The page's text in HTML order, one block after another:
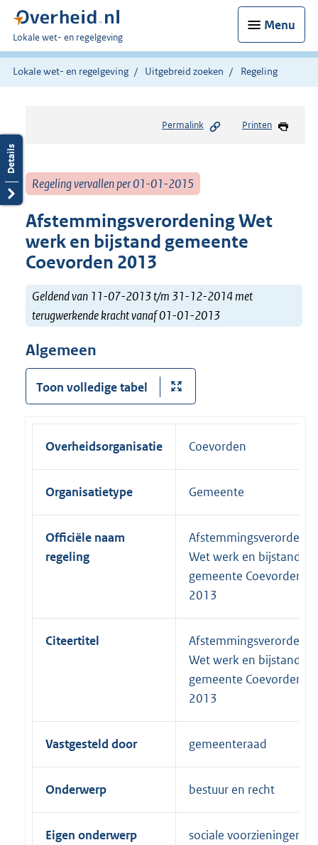
Menu
U
bent
hier:
Lokale wet- en regelgeving
Lokale wet- en regelgeving Uitgebreid zoeken Regeling
Permalink Printen
Regeling vervallen per 01-01-2015
Afstemmingsverordening Wet
werk en bijstand gemeente
Coevorden 2013
Geldend van 11-07-2013 t/m 31-12-2014 met
terugwerkende kracht vanaf 01-01-2013
Algemeen
Toon volledige tabel
Overheidsorganisatie Coevorden
Organisatietype Gemeente
Officiële naam
regeling
Wet werk en bijstand
gemeente Coevorden
2013
Citeertitel
Wet werk en bijstand
gemeente Coevorden
2013
Vastgesteld door gemeenteraad
Onderwerp bestuur en recht
Eigen onderwerp
sociale voorzieningen en